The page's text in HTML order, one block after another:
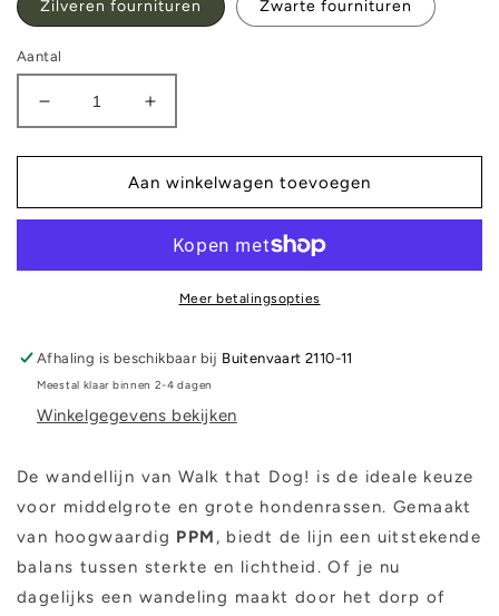
Zilveren fournituren Zwarte fournituren
Aantal
Aantal
verlagen
voor
Wandellijn
-
Aantal
verhogen
voor
Wandellijn
-
Grey
Aan winkelwagen toevoegen
Meer betalingsopties
Afhaling is beschikbaar bij Buitenvaart 2110-11
Meestal klaar binnen 2-4 dagen
Winkelgegevens bekijken
De wandellijn van Walk that Dog! is de ideale keuze
voor middelgrote en grote hondenrassen. Gemaakt
van hoogwaardig PPM , biedt de lijn een uitstekende
balans tussen sterkte en lichtheid. Of je nu
dagelijks een wandeling maakt door het dorp of